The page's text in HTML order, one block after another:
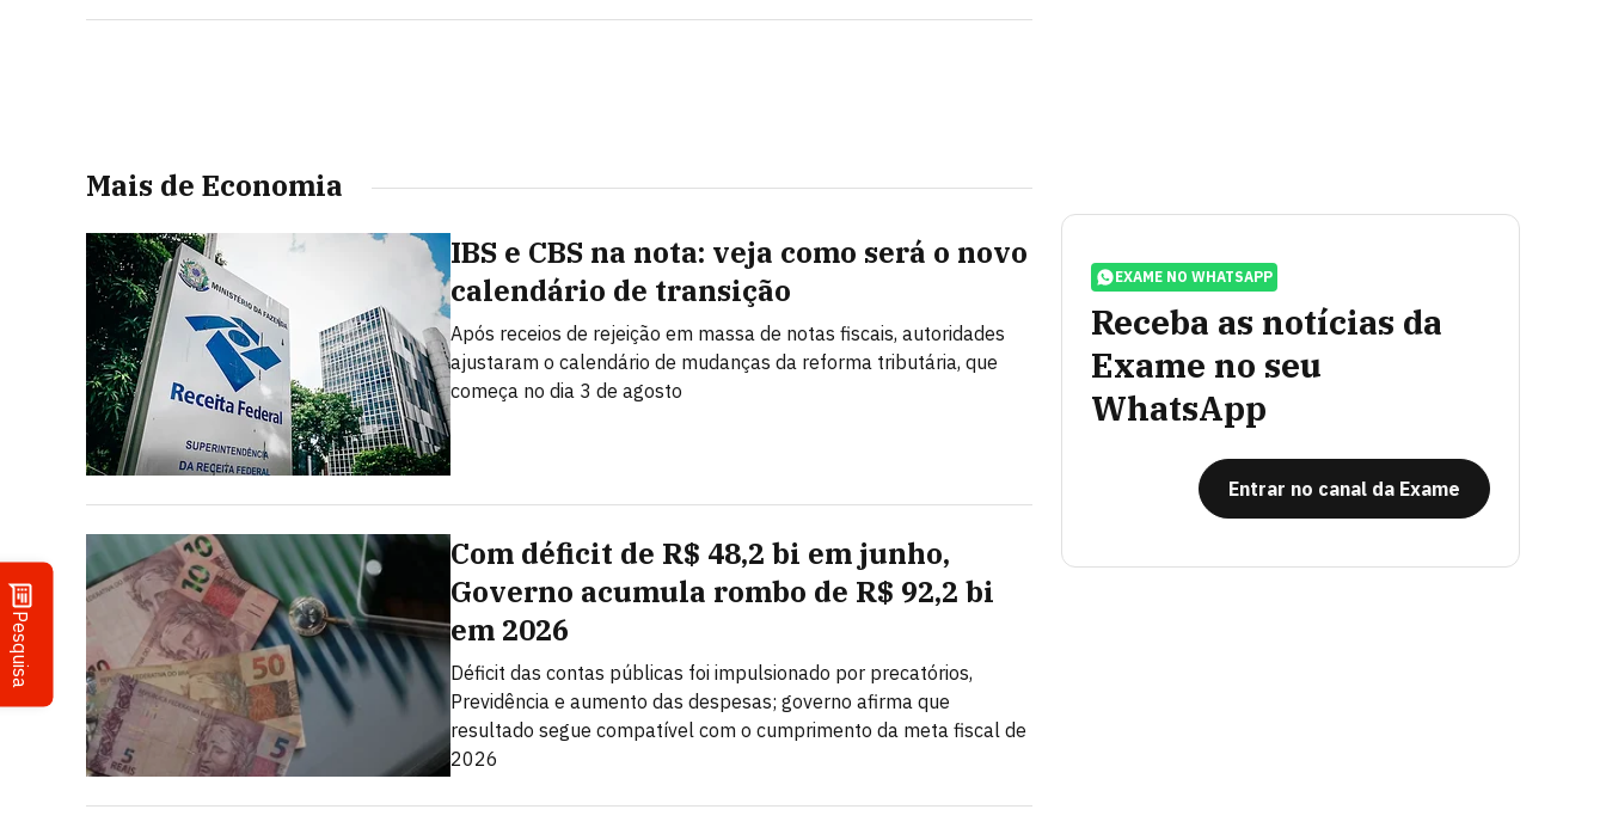
Pesquisa
Mais de Economia
IBS e CBS na nota: veja como será o novo
calendário de transição
Após receios de rejeição em massa de notas fiscais, autoridades
ajustaram o calendário de mudanças da reforma tributária, que
começa no dia 3 de agosto
Com déficit de R$ 48,2 bi em junho,
Governo acumula rombo de R$ 92,2 bi
em 2026
Déficit das contas públicas foi impulsionado por precatórios,
Previdência e aumento das despesas; governo afirma que
resultado segue compatível com o cumprimento da meta fiscal de
2026
EXAME NO WHATSAPP
Receba as notícias da
Exame no seu
WhatsApp
Entrar no canal da Exame